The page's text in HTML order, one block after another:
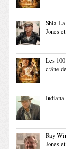
Shia
Jones
Les
crâne
Indiana
Ray
Jones